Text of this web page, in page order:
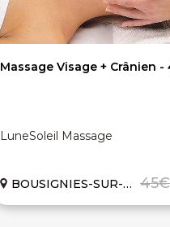
Massage Visage + Crânien -
LuneSoleil Massage
45€
BOUSIGNIES-SUR-ROC (59)